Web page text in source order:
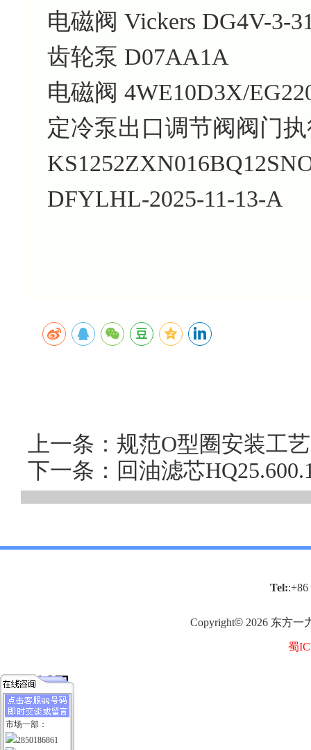
电磁阀 Vickers DG4V-3-
齿轮泵 D07AA1A
电磁阀 4WE10D3X/
定冷泵出口调节阀阀门
DFYLHL-2025-11-13-A
上一条：规范O型圈安装工
下一条：回油滤芯
Tel::+86
Copyright© 2026 东方一
蜀
市场一部：
2850186861